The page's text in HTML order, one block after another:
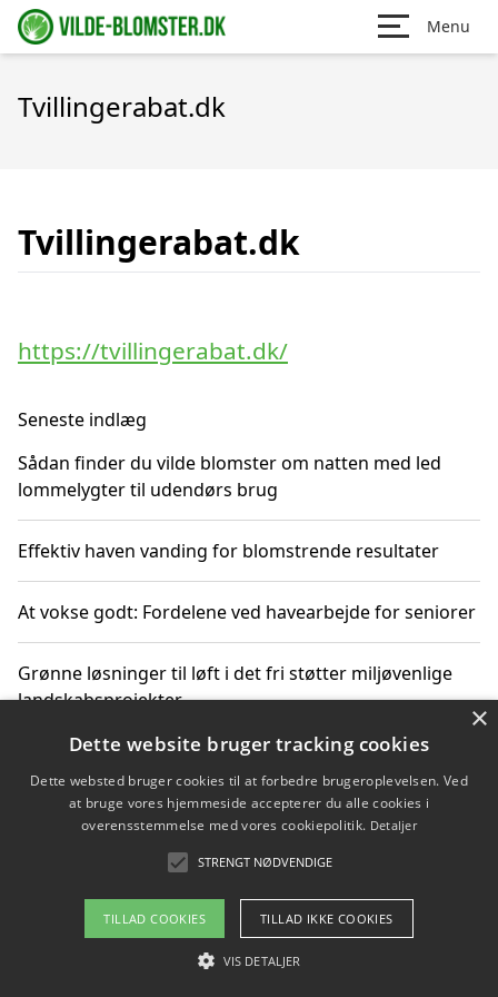
Menu
Tvillingerabat.dk
Tvillingerabat.dk
https://tvillingerabat.dk/
Seneste indlæg
Sådan finder du vilde blomster om natten med led
lommelygter til udendørs brug
Effektiv haven vanding for blomstrende resultater
At vokse godt: Fordelene ved havearbejde for seniorer
Grønne løsninger til løft i det fri støtter miljøvenlige
landskabsprojekter
Gør haven til et frirum for familien og naturen
Copyright 2026 - Pilanto Aps
Om / kontakt
Blog Betingelser
×
Dette website bruger tracking cookies
Dette websted bruger cookies til at forbedre brugeroplevelsen. Ved
at bruge vores hjemmeside accepterer du alle cookies i
overensstemmelse med vores cookiepolitik. Detaljer
STRENGT NØDVENDIGE
TILLAD COOKIES TILLAD IKKE COOKIES
VIS DETALJER